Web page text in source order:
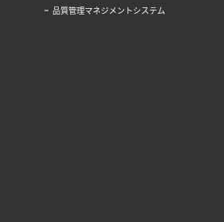
品質管理マネジメントシステム